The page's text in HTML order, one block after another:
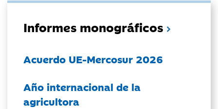
Informes monográficos
Acuerdo UE-Mercosur 2026
Año internacional de la
agricultora